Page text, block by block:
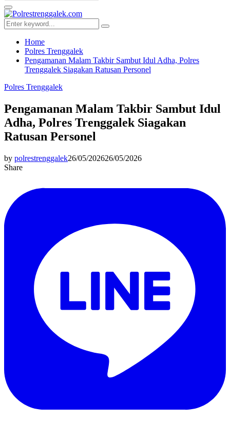
for:
Facebook
Twitter
Youtube
Primary
Menu
Search
for:
Search
Home
Polres Trenggalek
Pengamanan Malam Takbir Sambut Idul Adha, Polres
Trenggalek Siagakan Ratusan Personel
Polres Trenggalek
Pengamanan Malam Takbir Sambut Idul
Adha, Polres Trenggalek Siagakan
Ratusan Personel
by polrestrenggalek26/05/202626/05/2026
Share